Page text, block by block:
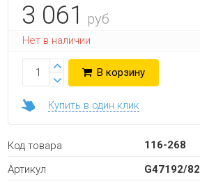
3 061 руб
Нет в наличии
В корзину
Купить в один клик
Код товара
116-268
Артикул
G47192/82